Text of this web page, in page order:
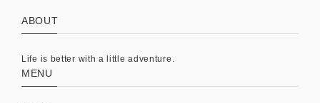
ABOUT
Life is better with a little adventure.
MENU